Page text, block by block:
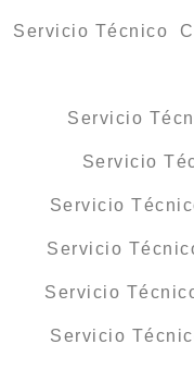
Servicio Técnico
Servicio
Servicio
Servicio
Servicio
Servicio
Servicio